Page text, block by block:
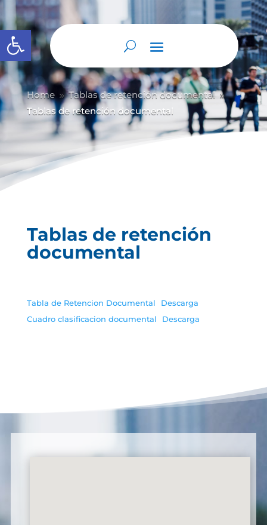
Abrir barra de herramientas
Home 9 Tablas de retención documental 9
Tablas de retención documental
Tablas de retención
documental
Tabla de Retencion Documental
Descarga
Cuadro clasificacion documental
Descarga